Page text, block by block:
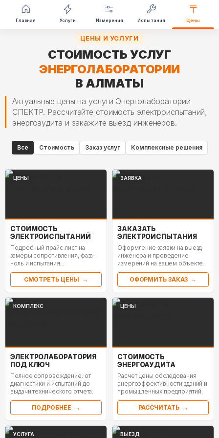
Перейти
ЦЕНЫ И УСЛУГИ
СТОИМОСТЬ УСЛУГ
ЭНЕРГОЛАБОРАТОРИИ
В АЛМАТЫ
Актуальные цены на услуги Энерголаборатории
СПЕКТР. Рассчитайте стоимость электроиспытаний,
энергоаудита и закажите выезд инженеров.
Все Стоимость Заказ услуг Комплексные решения
ЦЕНЫ
СТОИМОСТЬ
ЭЛЕКТРОИСПЫТАНИЙ
Подробный прайс-лист на
замеры сопротивления, фаза-
ноль и испытания
оборудования.
СМОТРЕТЬ ЦЕНЫ
ЗАЯВКА
ЗАКАЗАТЬ
ЭЛЕКТРОИСПЫТАНИЯ
Оформление заявки на выезд
инженера и проведение
измерений на вашем объекте.
ОФОРМИТЬ ЗАКАЗ
КОМПЛЕКС
ЭЛЕКТРОЛАБОРАТОРИЯ
ПОД КЛЮЧ
Полное сопровождение: от
диагностики и испытаний до
выдачи технического отчета.
ПОДРОБНЕЕ
ЦЕНЫ
СТОИМОСТЬ
ЭНЕРГОАУДИТА
Расчет цены обследования
энергоэффективности зданий и
промышленных предприятий.
РАССЧИТАТЬ
УСЛУГА ВЫЕЗД
Главная Услуги Измерения Испытания Цены